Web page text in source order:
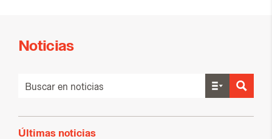
Noticias
Últimas noticias